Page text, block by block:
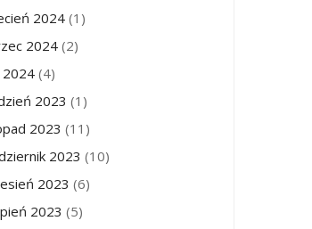
2024 (1)
2024(2)
(4)
2023 (1)
2023 (11)
2023 (10)
2023 (6)
2023 (5)